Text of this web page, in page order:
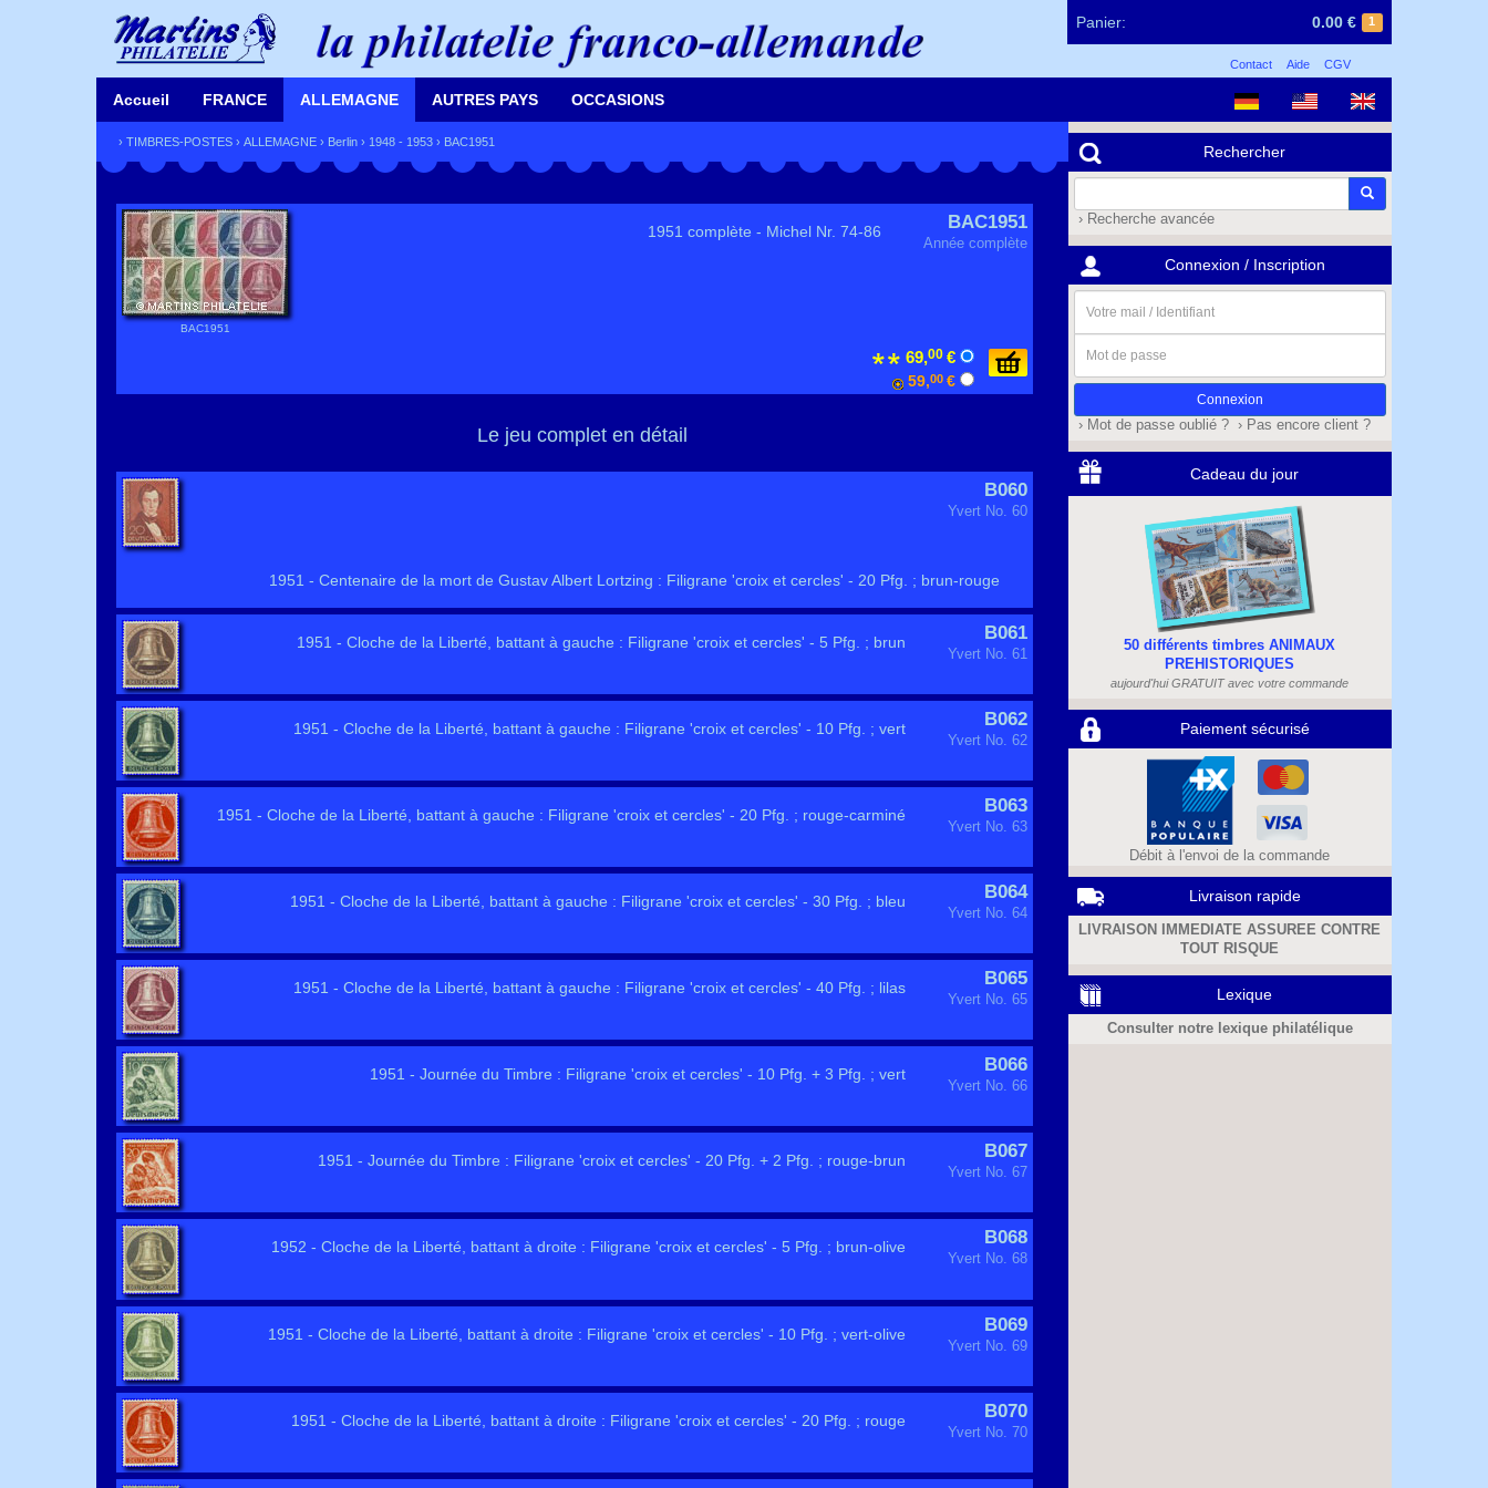
Panier: 1
0.00 €
Contact Aide CGV
Accueil FRANCE ALLEMAGNE AUTRES PAYS OCCASIONS
› TIMBRES-POSTES › ALLEMAGNE › Berlin › 1948 - 1953 › BAC1951
BAC1951
BAC1951
Année complète
1951 complète - Michel Nr. 74-86
69,00 €
59,00 €
Le jeu complet en détail
B060
Yvert No. 60
1951 - Centenaire de la mort de Gustav Albert Lortzing : Filigrane 'croix et cercles' - 20 Pfg. ; brun-rouge
B061
Yvert No. 61
1951 - Cloche de la Liberté, battant à gauche : Filigrane 'croix et cercles' - 5 Pfg. ; brun
B062
Yvert No. 62
1951 - Cloche de la Liberté, battant à gauche : Filigrane 'croix et cercles' - 10 Pfg. ; vert
B063
Yvert No. 63
1951 - Cloche de la Liberté, battant à gauche : Filigrane 'croix et cercles' - 20 Pfg. ; rouge-carminé
B064
Yvert No. 64
1951 - Cloche de la Liberté, battant à gauche : Filigrane 'croix et cercles' - 30 Pfg. ; bleu
B065
Yvert No. 65
1951 - Cloche de la Liberté, battant à gauche : Filigrane 'croix et cercles' - 40 Pfg. ; lilas
B066
Yvert No. 66
1951 - Journée du Timbre : Filigrane 'croix et cercles' - 10 Pfg. + 3 Pfg. ; vert
B067
Yvert No. 67
1951 - Journée du Timbre : Filigrane 'croix et cercles' - 20 Pfg. + 2 Pfg. ; rouge-brun
B068
Yvert No. 68
1952 - Cloche de la Liberté, battant à droite : Filigrane 'croix et cercles' - 5 Pfg. ; brun-olive
B069
Yvert No. 69
1951 - Cloche de la Liberté, battant à droite : Filigrane 'croix et cercles' - 10 Pfg. ; vert-olive
B070
Yvert No. 70
1951 - Cloche de la Liberté, battant à droite : Filigrane 'croix et cercles' - 20 Pfg. ; rouge
Rechercher
› Recherche avancée
Connexion / Inscription
mail
/
Identifiant
de
passe
› Mot de passe oublié ? › Pas encore client ?
Cadeau du jour
50 différents timbres ANIMAUX
PREHISTORIQUES
aujourd'hui GRATUIT avec votre commande
Paiement sécurisé
Débit à l'envoi de la commande
Livraison rapide
LIVRAISON IMMEDIATE ASSUREE CONTRE
TOUT RISQUE
Lexique
Consulter notre lexique philatélique